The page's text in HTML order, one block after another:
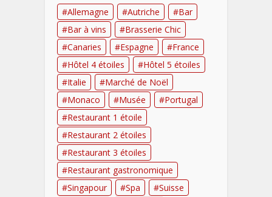
Allemagne Autriche
Bar
Bar à vins
Brasserie Chic
Canaries
Espagne
France
Hôtel 4 étoiles
Hôtel 5 étoiles
Italie
Marché de Noël
Monaco
Musée
Portugal
Restaurant 1 étoile
Restaurant 2 étoiles
Restaurant 3 étoiles
Restaurant gastronomique
Singapour
Spa
Suisse